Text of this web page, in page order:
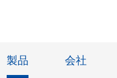
製品 会社